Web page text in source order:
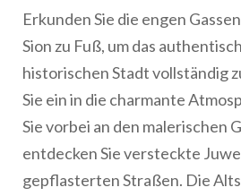
Erkunden Sie die engen
Sion zu Fuß, um das
historischen Stadt vollständig
Sie ein in die charmante
Sie vorbei an den malerischen
entdecken Sie versteckte
gepflasterten Straßen. Die